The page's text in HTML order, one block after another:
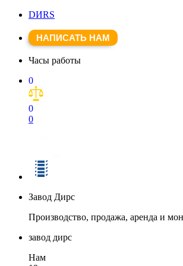
DИRS
НАПИСАТЬ НАМ
Часы работы
0
0
0
Завод Дирс
Производство, продажа, аренда и
завод дирс
Нам